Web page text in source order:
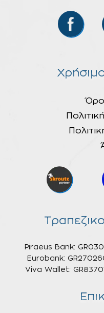
Piraeus Bank:
Eurobank:
Viva Wallet: